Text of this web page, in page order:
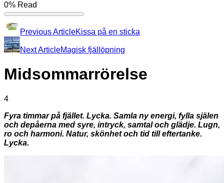
0% Read
Previous ArticleKissa på en sticka
Next ArticleMagisk fjällöpning
Midsommarrörelse
4
Fyra timmar på fjället. Lycka. Samla ny energi, fylla själen
och depåerna med syre, intryck, samtal och glädje. Lugn,
ro och harmoni. Natur, skönhet och tid till eftertanke.
Lycka.